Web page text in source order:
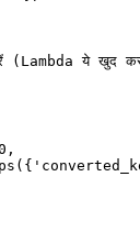
ये खुद